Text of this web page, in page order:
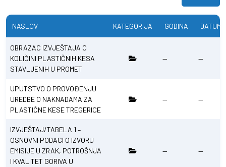
NASLOV KATEGORIJA GODINA DATUM
OBRAZAC IZVJEŠTAJA O
KOLIČINI PLASTIČNIH KESA
STAVLJENIH U PROMET
— —
UPUTSTVO O PROVOĐENJU
UREDBE O NAKNADAMA ZA
PLASTIČNE KESE TREGERICE
— —
IZVJEŠTAJ/TABELA 1 –
OSNOVNI PODACI O IZVORU
EMISIJE U ZRAK, POTROŠNJA
I KVALITET GORIVA U
— —